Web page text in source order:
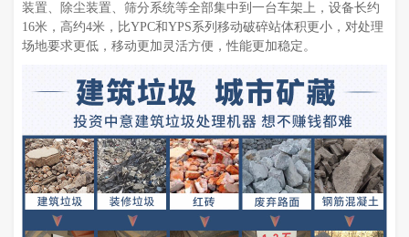
装置、除尘装置、筛分系统等全部集中到一台车架上，设备长约
16米，高约4米，比YPC和YPS系列移动破碎站体积更小，对处理
场地要求更低，移动更加灵活方便，性能更加稳定。